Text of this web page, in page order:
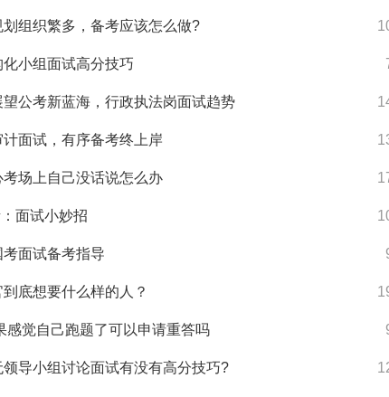
组织繁多，备考应该怎么做?
小组面试高分技巧
公考新蓝海，行政执法岗面试趋势
面试，有序备考终上岸
场上自己没话说怎么办
面试小妙招
面试备考指导
底想要什么样的人？
感觉自己跑题了可以申请重答吗
导小组讨论面试有没有高分技巧?